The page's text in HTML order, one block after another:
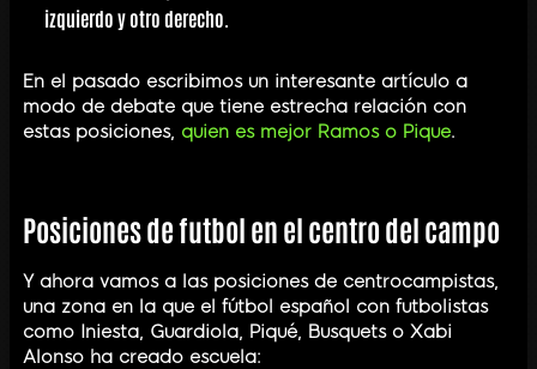
izquierdo y otro derecho.
En el pasado escribimos un interesante artículo a
modo de debate que tiene estrecha relación con
estas posiciones, quien es mejor Ramos o Pique.
Posiciones de futbol en el centro del campo
Y ahora vamos a las posiciones de centrocampistas,
una zona en la que el fútbol español con futbolistas
como Iniesta, Guardiola, Piqué, Busquets o Xabi
Alonso ha creado escuela: